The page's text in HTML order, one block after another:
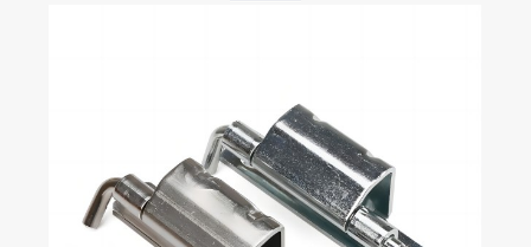
Mehr sehen >>